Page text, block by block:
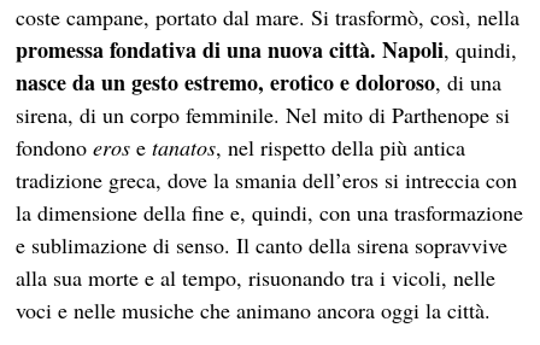
coste campane, portato dal mare. Si trasformò, così, nella
promessa fondativa di una nuova città. Napoli, quindi,
nasce da un gesto estremo, erotico e doloroso, di una
sirena, di un corpo femminile. Nel mito di Parthenope si
fondonoerosetanatos, nel rispetto della più antica
tradizione greca, dove la smania dell’eros si intreccia con
la dimensione della fine e, quindi, con una trasformazione
e sublimazione di senso. Il canto della sirena sopravvive
alla sua morte e al tempo, risuonando tra i vicoli, nelle
voci e nelle musiche che animano ancora oggi la città.